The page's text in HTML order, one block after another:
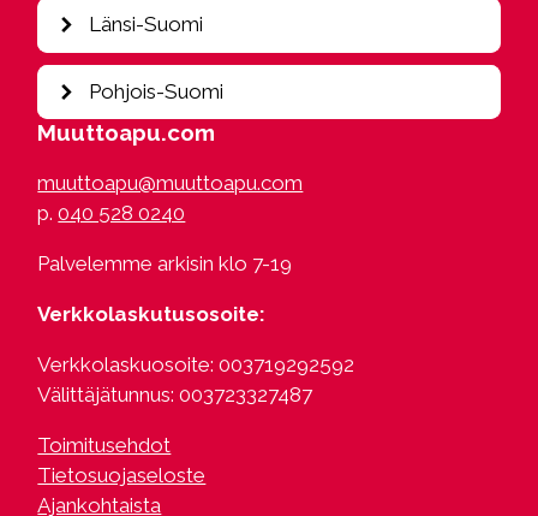
Hyvinkää
Hämeenlinna
Järvenpää
Kangasala
Kotka
Kuusankoski
Lempäälä
Loviisa
Nastola
Nokia
Padasjoki
Porvoo
Kouvola
Iisalmi
Imatra
Joensuu
Kesälahti
Kerimäki
Kitee
Luumäki
Mikkeli
Mäntyharju
Parikkala
Puumala
Savitaipale
Savonlinna
Länsi-Suomi
Kokkola
Seinäjoki
Turku
Vaasa
Pohjois-Suomi
Kuusamo
Oulu
Saariselkä
Muuttoapu.com
muuttoapu@muuttoapu.com
p.040 528 0240
Palvelemme arkisin klo 7-19
Verkkolaskutusosoite:
Verkkolaskuosoite: 003719292592
Välittäjätunnus: 003723327487
Toimitusehdot
Tietosuojaseloste
Ajankohtaista